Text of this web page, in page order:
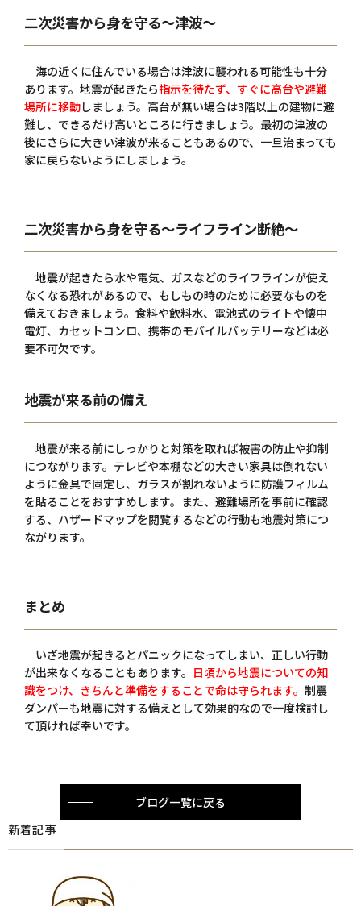
新着記事
二次災害から身を守る～津波～
海の近くに住んでいる場合は津波に襲われる可能性も十分
あります。地震が起きたら指示を待たず、すぐに高台や避難
場所に移動しましょう。高台が無い場合は3階以上の建物に避
難し、できるだけ高いところに行きましょう。最初の津波の
後にさらに大きい津波が来ることもあるので、一旦治まっても
家に戻らないようにしましょう。
二次災害から身を守る～ライフライン断絶～
地震が起きたら水や電気、ガスなどのライフラインが使え
なくなる恐れがあるので、もしもの時のために必要なものを
備えておきましょう。食料や飲料水、電池式のライトや懐中
電灯、カセットコンロ、携帯のモバイルバッテリーなどは必
要不可欠です。
地震が来る前の備え
地震が来る前にしっかりと対策を取れば被害の防止や抑制
につながります。テレビや本棚などの大きい家具は倒れない
ように金具で固定し、ガラスが割れないように防護フィルム
を貼ることをおすすめします。また、避難場所を事前に確認
する、ハザードマップを閲覧するなどの行動も地震対策につ
ながります。
まとめ
いざ地震が起きるとパニックになってしまい、正しい行動
が出来なくなることもあります。 日頃から地震についての知
識をつけ、きちんと準備をすることで命は守られます。 制震
ダンパーも地震に対する備えとして効果的なので一度検討し
て頂ければ幸いです。
ブログ一覧に戻る